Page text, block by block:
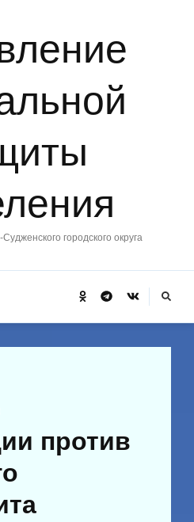
городского округа
против